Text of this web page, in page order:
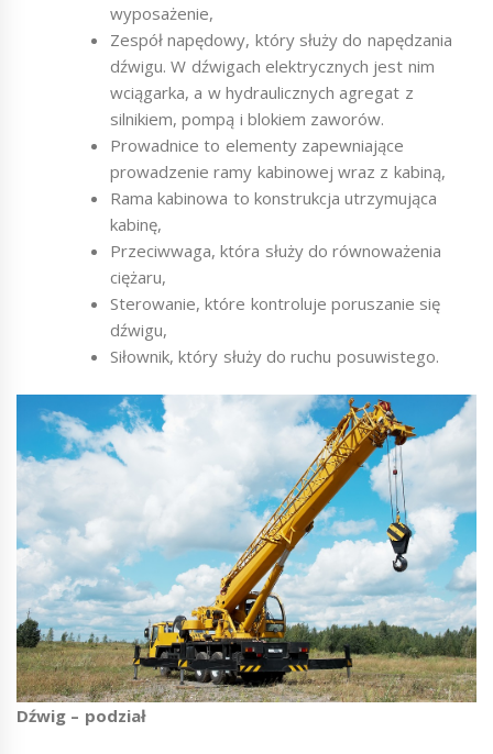
wyposażenie,
Zespół napędowy, który służy do napędzania
dźwigu. W dźwigach elektrycznych jest nim
wciągarka, a w hydraulicznych agregat z
silnikiem, pompą i blokiem zaworów.
Prowadnice to elementy zapewniające
prowadzenie ramy kabinowej wraz z kabiną,
Rama kabinowa to konstrukcja utrzymująca
kabinę,
Przeciwwaga, która służy do równoważenia
ciężaru,
Sterowanie, które kontroluje poruszanie się
dźwigu,
Siłownik, który służy do ruchu posuwistego.
Dźwig – podział